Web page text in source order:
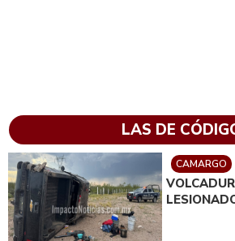
LAS DE
CAMARGO